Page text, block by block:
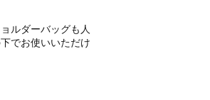
ルダーバッグも人
でお使いいただけ